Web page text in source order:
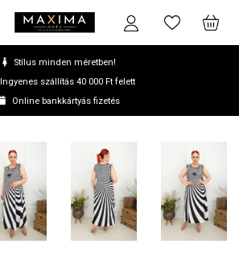
Stílus minden méretben!
Ingyenes szállítás 40 000 Ft felett
Online bankkártyás fizetés